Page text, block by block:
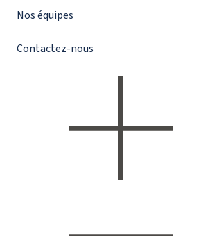
Nos équipes
Contactez-nous